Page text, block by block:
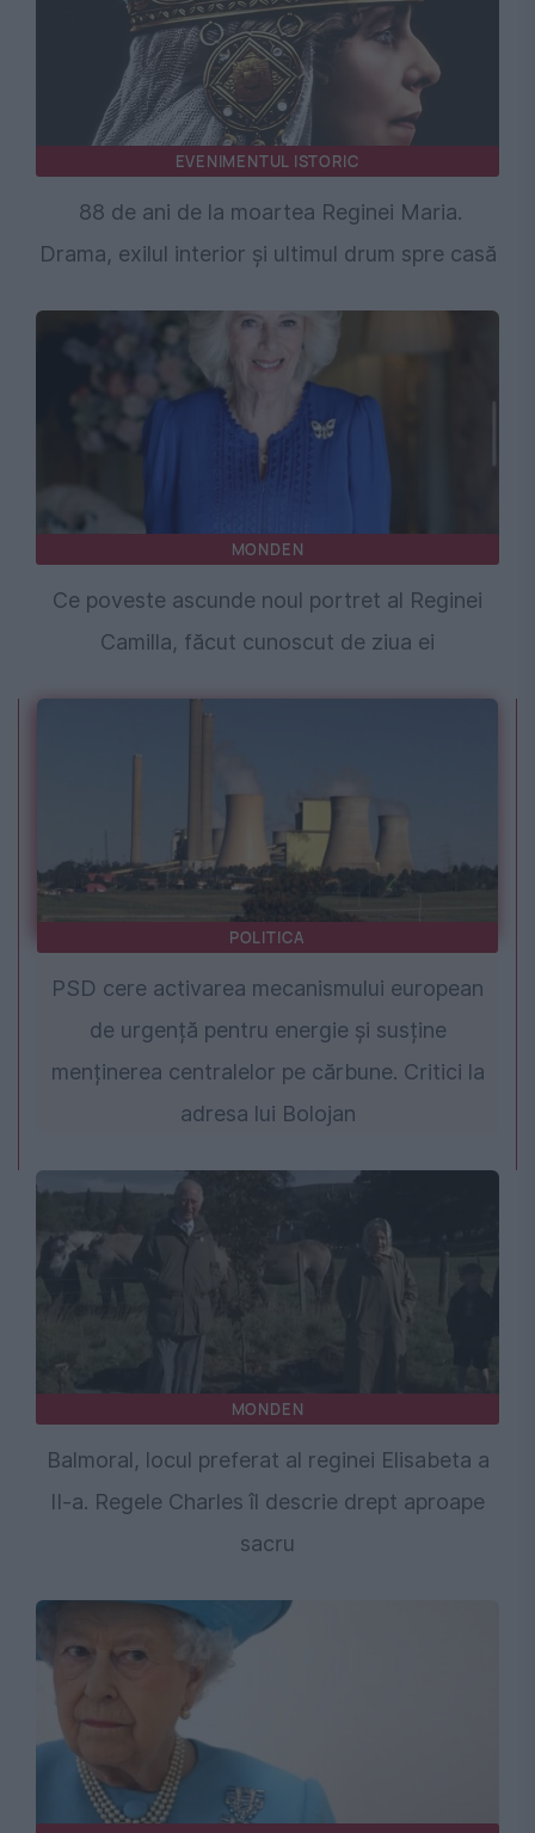
EVENIMENTUL ISTORIC
88 de ani de la moartea Reginei Maria.
Drama, exilul interior și ultimul drum spre casă
MONDEN
Ce poveste ascunde noul portret al Reginei
Camilla, făcut cunoscut de ziua ei
POLITICA
PSD cere activarea mecanismului european
de urgență pentru energie și susține
menținerea centralelor pe cărbune. Critici la
adresa lui Bolojan
MONDEN
Balmoral, locul preferat al reginei Elisabeta a
II-a. Regele Charles îl descrie drept aproape
sacru